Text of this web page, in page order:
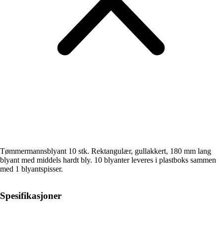
Tømmermannsblyant 10 stk. Rektangulær, gullakkert, 180 mm lang
blyant med middels hardt bly. 10 blyanter leveres i plastboks sammen
med 1 blyantspisser.
Spesifikasjoner